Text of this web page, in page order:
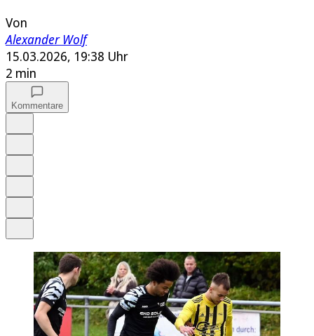
Von
Alexander Wolf
15.03.2026, 19:38 Uhr
2 min
Kommentare